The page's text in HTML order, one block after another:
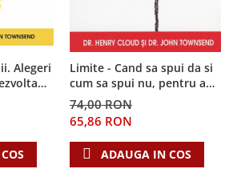
Alegeri
Limite - Cand sa spui da si
cum sa spui nu, pentru a
prelua controlul asupra
vietii tale
74,00 RON
65,86 RON
ADAUGA IN COS